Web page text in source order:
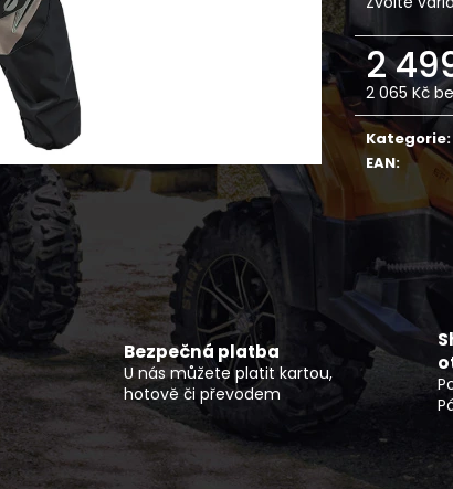
2
2 065 Kč
Měrná
cena:
Kategorie:
EAN:
Bezpečná platba
U nás můžete platit kartou,
hotově či převodem
ČTYŘKOLKA CFMOTO GLADIATOR X850
EPS EU5+ G3 ČERNÁ OVERLAND -